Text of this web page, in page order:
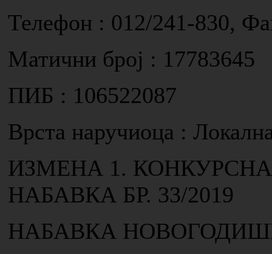
Телефон : 012/241-830,
Матични број : 17783645
ПИБ : 106522087
Врста наручиоца :
ИЗМЕНА 1.
НАБАВКА БР. 33/2019
НАБАВКА